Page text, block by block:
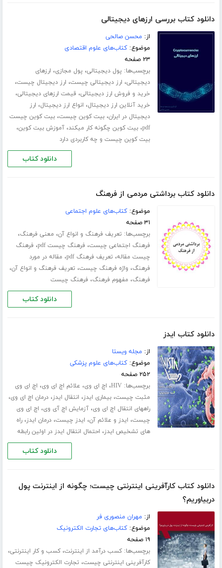
دانلود کتاب بررسی ارزهای دیجیتالی
از: محسن صالحی
موضوع:کتاب‌های علوم اقتصادی
۲۳ صفحه
برچسب‌ها: پول دیجیتالی، پول مجازی، ارزهای
دیجیتالی، ارز دیجیتالی چیست، ارز دیجیتال چیست،
خرید و فروش ارز دیجیتالی، قیمت ارزهای دیجیتالی،
خرید آنلاین ارز دیجیتال، انواع ارز دیجیتال، ارز
دیجیتال در ایران،بیت کوین چیست،بیت کوین چیست
pdf،بیت کوین چگونه کار میکند،آموزش بیت کوین،
بیت کوین چیست و چه کاربردی دارد
دانلود کتاب
دانلود کتاب برداشتی مردمی از فرهنگ
موضوع:کتاب‌های علوم اجتماعی
۳۱ صفحه
برچسب‌ها: تعریف فرهنگ و انواع آن، معنی فرهنگ،
فرهنگ اجتماعی چیست، فرهنگ چیست pdf ، فرهنگ
چیست مقاله، تعریف فرهنگ pdf ، مقاله در مورد
فرهنگ، واژه فرهنگ چیست، تعریف فرهنگ و انواع آن،
فرهنگ، مفهوم فرهنگ، فرهنگ چیست
دانلود کتاب
دانلود کتاب ایدز
از: مجله ویستا
موضوع:کتاب‌های علوم پزشکی
۲۵۲ صفحه
برچسب‌ها:HIV، اچ ای وی، علائم اچ ای وی، اچ ای وی
مثبت چیست،بیماری ایدز، انتقال ایدز،درمان اچ ای وی،
راههای انتقال اچ ای وی،آزمایش اچ آی وی، اچ ای وی
چیست، ایدز و علائم آن، ایدز چیست،درمان ایدز،راه
های تشخیص ایدز، احتمال انتقال ایدز در اولین رابطه
دانلود کتاب
دانلود کتاب کارآفرینی اینترنتی چیست؛ چگونه از اینترنت پول
دربیاوریم؟
از: مهران منصوری فر
موضوع:کتاب‌های تجارت الکترونیک
۱۹ صفحه
برچسب‌ها:کسب درآمد از اینترنت،کسب و کار اینترنتی،
کارآفرینی اینترنتی چیست، تجارت الکترونیک چیست